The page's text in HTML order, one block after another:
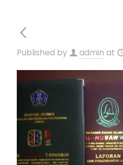
Published by admin at